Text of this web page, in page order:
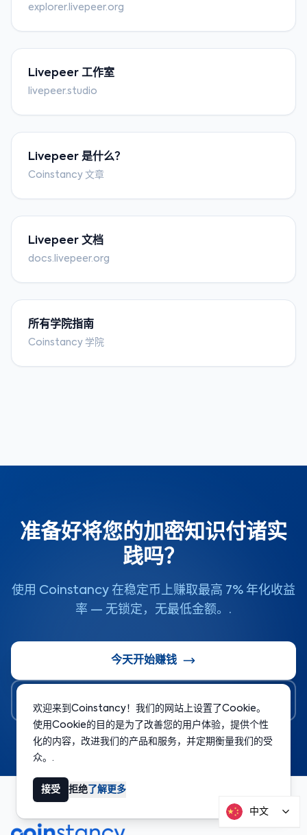
explorer.livepeer.org
Livepeer 工作室
livepeer.studio
Livepeer 是什么？
Coinstancy 文章
Livepeer 文档
docs.livepeer.org
所有学院指南
Coinstancy 学院
准备好将您的加密知识付诸实
践吗？
使用 Coinstancy 在稳定币上赚取最高 7% 年化收益
率 — 无锁定，无最低金额。.
今天开始赚钱
欢迎来到Coinstancy！我们的网站上设置了Cookie。
使用Cookie的目的是为了改善您的用户体验，提供个性
化的内容，改进我们的产品和服务，并定期衡量我们的受
众。.
接受 拒绝 了解更多
中文